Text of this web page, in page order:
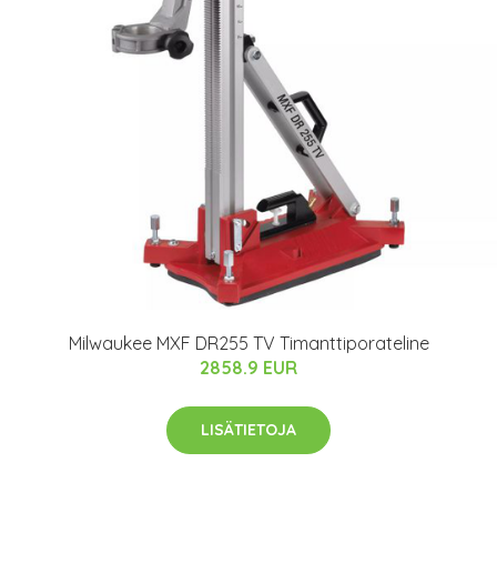
Milwaukee MXF DR255 TV Timanttiporateline
2858.9 EUR
LISÄTIETOJA